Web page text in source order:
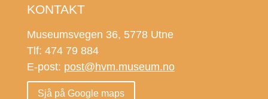
KONTAKT
Museumsvegen 36, 5778 Utne
Tlf: 474 79 884
E-post: post@hvm.museum.no
Sjå på Google maps